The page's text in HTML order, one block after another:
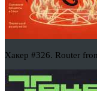
Хакер #326. Router